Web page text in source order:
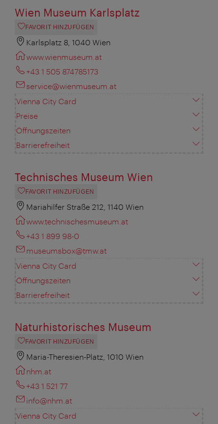
Wien Museum Karlsplatz
FAVORIT HINZUFÜGEN
Karlsplatz 8, 1040 Wien
www.wienmuseum.at
+43 1 505 874785173
service@wienmuseum.at
Vienna City Card
Preise
Öffnungszeiten
Barrierefreiheit
Technisches Museum Wien
FAVORIT HINZUFÜGEN
Mariahilfer Straße 212, 1140 Wien
www.technischesmuseum.at
+43 1 899 98-0
museumsbox@tmw.at
Vienna City Card
Öffnungszeiten
Barrierefreiheit
Naturhistorisches Museum
FAVORIT HINZUFÜGEN
Maria-Theresien-Platz, 1010 Wien
nhm.at
+43 1 521 77
info@nhm.at
Vienna City Card